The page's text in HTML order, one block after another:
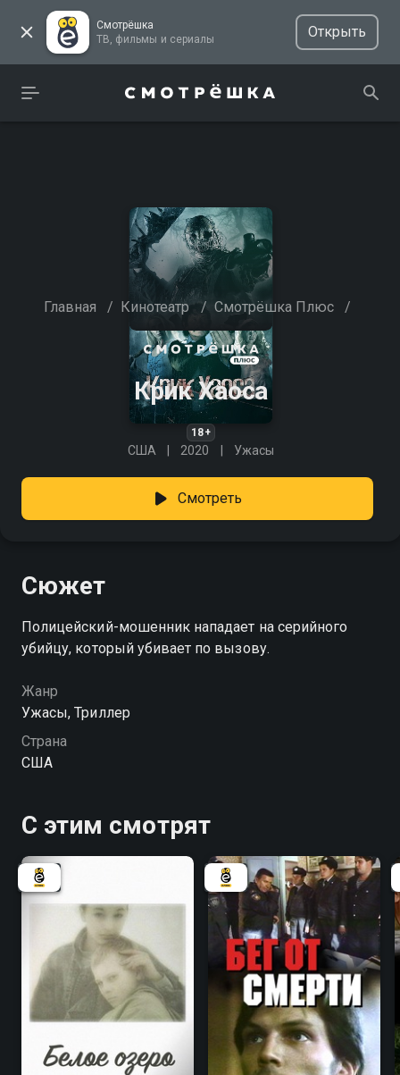
Смотрёшка
ТВ, фильмы и сериалы
Открыть
Главная / Кинотеатр / Смотрёшка Плюс /
Крик Хаоса
18+
США 2020 Ужасы
Смотреть
Сюжет
Полицейский-мошенник нападает на серийного
убийцу, который убивает по вызову.
Жанр
Ужасы, Триллер
Страна
США
С этим смотрят